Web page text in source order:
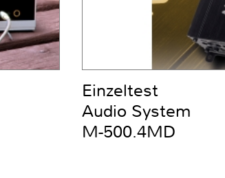
Einzeltest
Audio System
M-500.4MD